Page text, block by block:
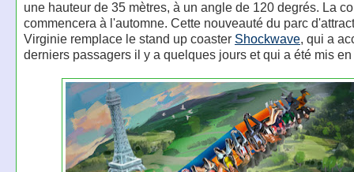
une hauteur de 35 mètres, à un angle de 120 degrés. La
commencera à l'automne. Cette nouveauté du parc
Virginie remplace le stand up coaster Shockwave, qui a
derniers passagers il y a quelques jours et qui a été mis